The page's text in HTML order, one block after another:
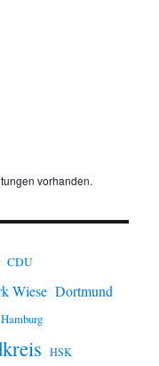
vorhanden.
CDU
Wiese Dortmund
Hamburg
HSK